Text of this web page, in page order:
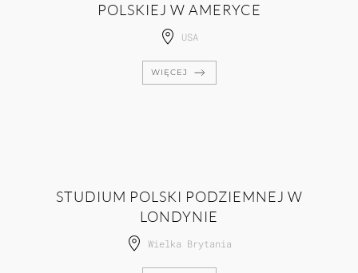
POLSKIEJ W AMERYCE
USA
WIĘCEJ
STUDIUM POLSKI PODZIEMNEJ W
LONDYNIE
Wielka Brytania